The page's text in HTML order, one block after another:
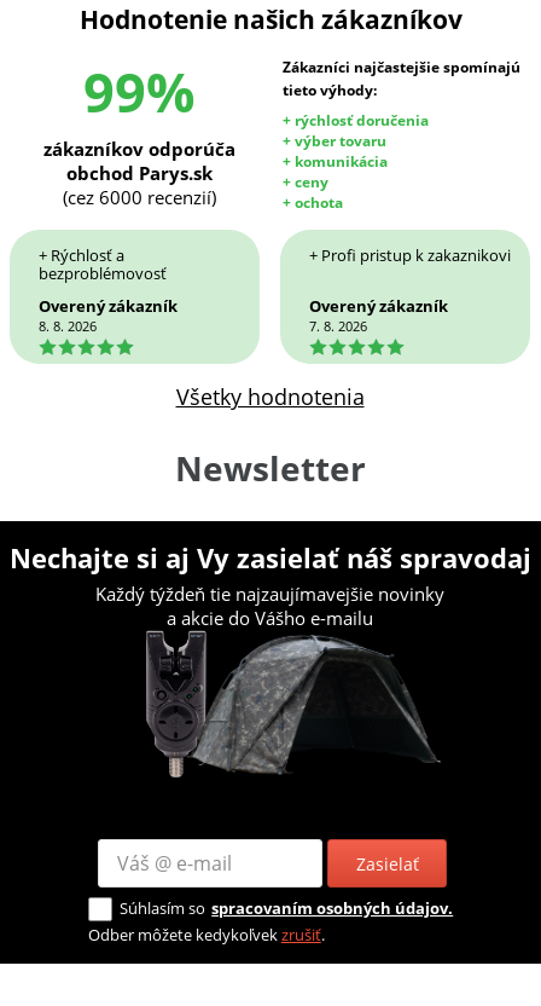
Hodnotenie našich zákazníkov
99%
Zákazníci najčastejšie spomínajú
tieto výhody:
+ rýchlosť doručenia
+ výber tovaru
+ komunikácia
+ ceny
+ ochota
zákazníkov odporúča
obchod Parys.sk
(cez 6000 recenzií)
+ Rýchlosť a
bezproblémovosť
Overený zákazník
8. 8. 2026
5
+ Profi pristup k zakaznikovi
Overený zákazník
7. 8. 2026
5
Všetky hodnotenia
Newsletter
Nechajte si aj Vy zasielať náš spravodaj
Každý týždeň tie najzaujímavejšie novinky
a akcie do Vášho e-mailu
Zasielať
Súhlasím so spracovaním osobných údajov.
Odber môžete kedykoľvekzrušiť.